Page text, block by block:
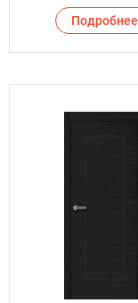
Подробнее